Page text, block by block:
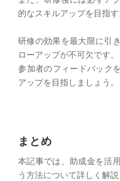
的なスキルアップを目指す
研修の効果を最大限に引
ローアップが不可欠です。
参加者のフィードバック
アップを目指しましょう。
まとめ
本記事では、助成金を活
う方法について詳しく解説